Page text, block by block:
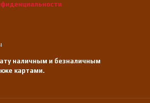
наличным и безналичным
картами.